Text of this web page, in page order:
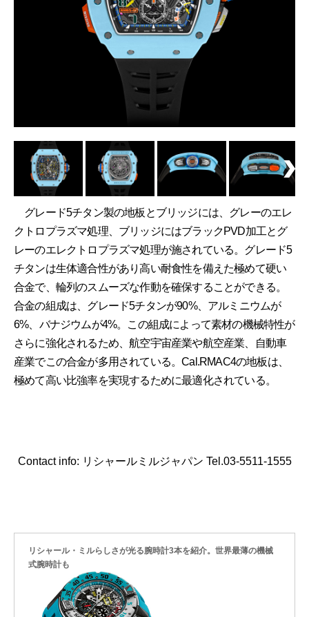
グレード5チタン製の地板とブリッジには、グレーのエレ
クトロプラズマ処理、ブリッジにはブラックPVD加工とグ
レーのエレクトロプラズマ処理が施されている。グレード5
チタンは生体適合性があり高い耐食性を備えた極めて硬い
合金で、輪列のスムーズな作動を確保することができる。
合金の組成は、グレード5チタンが90%、アルミニウムが
6%、バナジウムが4%。この組成によって素材の機械特性が
さらに強化されるため、航空宇宙産業や航空産業、自動車
産業でこの合金が多用されている。Cal.RMAC4の地板は、
極めて高い比強率を実現するために最適化されている。
Contact info: リシャールミルジャパン Tel.03-5511-1555
リシャール・ミルらしさが光る腕時計3本を紹介。世界最薄の機械
式腕時計も